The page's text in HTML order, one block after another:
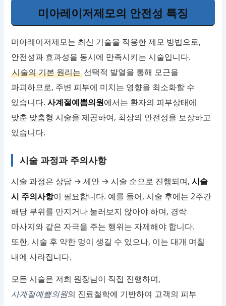
미아레이저제모의 안전성 특징
미아레이저제모는 최신 기술을 적용한 제모 방법으로,
안전성과 효과성을 동시에 만족시키는 시술입니다.
시술의 기본 원리는 선택적 발열을 통해 모근을
파괴하므로, 주변 피부에 미치는 영향을 최소화할 수
있습니다.사계절예쁨의원에서는 환자의 피부상태에
맞춘 맞춤형 시술을 제공하여, 최상의 안전성을 보장하고
있습니다.
시술 과정과 주의사항
시술 과정은 상담 → 세안 → 시술 순으로 진행되며, 시술
시 주의사항이 필요합니다. 예를 들어, 시술 후에는 2주간
해당 부위를 만지거나 눌러보지 않아야 하며, 경락
마사지와 같은 자극을 주는 행위는 자제해야 합니다.
또한, 시술 후 약한 멍이 생길 수 있으나, 이는 대개 며칠
내에 사라집니다.
모든 시술은 저희 원장님이 직접 진행하며,
사계절예쁨의원의 진료철학에 기반하여 고객의 피부